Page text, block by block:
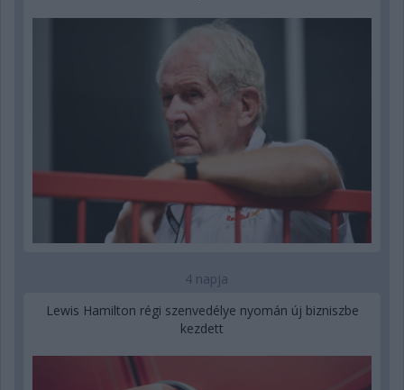
4 napja
Lewis Hamilton régi szenvedélye nyomán új bizniszbe
kezdett